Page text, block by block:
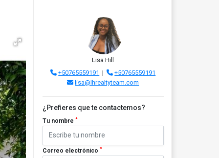
Lisa Hill
+50765559191 |
+50765559191
lisa@lhrealtyteam.com
¿Prefieres que te contactemos?
Tu nombre *
Correo electrónico *